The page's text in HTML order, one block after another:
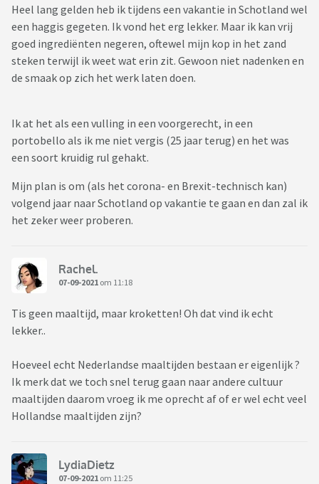
Heel lang gelden heb ik tijdens een vakantie in Schotland wel
een haggis gegeten. Ik vond het erg lekker. Maar ik kan vrij
goed ingrediënten negeren, oftewel mijn kop in het zand
steken terwijl ik weet wat erin zit. Gewoon niet nadenken en
de smaak op zich het werk laten doen.
Ik at het als een vulling in een voorgerecht, in een
portobello als ik me niet vergis (25 jaar terug) en het was
een soort kruidig rul gehakt.
Mijn plan is om (als het corona- en Brexit-technisch kan)
volgend jaar naar Schotland op vakantie te gaan en dan zal ik
het zeker weer proberen.
Rachel.
07-09-2021 om 11:18
Tis geen maaltijd, maar kroketten! Oh dat vind ik echt
lekker..
Hoeveel echt Nederlandse maaltijden bestaan er eigenlijk ?
Ik merk dat we toch snel terug gaan naar andere cultuur
maaltijden daarom vroeg ik me oprecht af of er wel echt veel
Hollandse maaltijden zijn?
LydiaDietz
07-09-2021 om 11:25